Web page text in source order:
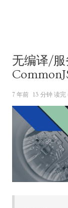
无编译/服
7 年前 13 分钟 读